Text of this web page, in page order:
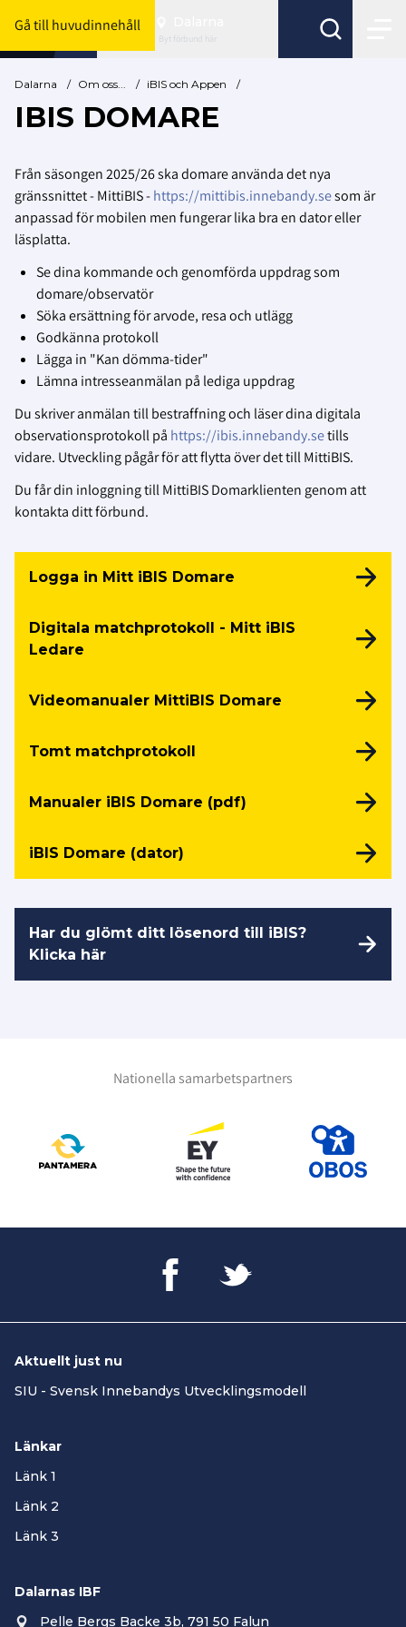
Gå till huvudinnehåll
Byt förbund här
Dalarna / Om oss... / iBIS och Appen /
IBIS DOMARE
Från säsongen 2025/26 ska domare använda det nya
gränssnittet - MittiBIS -https://mittibis.innebandy.sesom är
anpassad för mobilen men fungerar lika bra en dator eller
läsplatta.
Se dina kommande och genomförda uppdrag som
domare/observatör
Söka ersättning för arvode, resa och utlägg
Godkänna protokoll
Lägga in "Kan dömma-tider"
Lämna intresseanmälan på lediga uppdrag
Du skriver anmälan till bestraffning och läser dina digitala
observationsprotokoll på https://ibis.innebandy.setills
vidare. Utveckling pågår för att flytta över det till MittiBIS.
Du får din inloggning till MittiBIS Domarklienten genom att
kontakta ditt förbund.
Logga in Mitt iBIS Domare
Digitala matchprotokoll - Mitt iBIS
Ledare
Videomanualer MittiBIS Domare
Tomt matchprotokoll
Manualer iBIS Domare (pdf)
iBIS Domare (dator)
Har du glömt ditt lösenord till iBIS?
Klicka här
Nationella samarbetspartners
Aktuellt just nu
SIU - Svensk Innebandys Utvecklingsmodell
Länkar
Länk 1
Länk 2
Länk 3
Dalarnas IBF
Pelle Bergs Backe 3b, 791 50 Falun